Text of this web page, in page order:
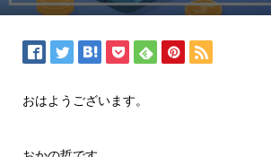
おはようございます。